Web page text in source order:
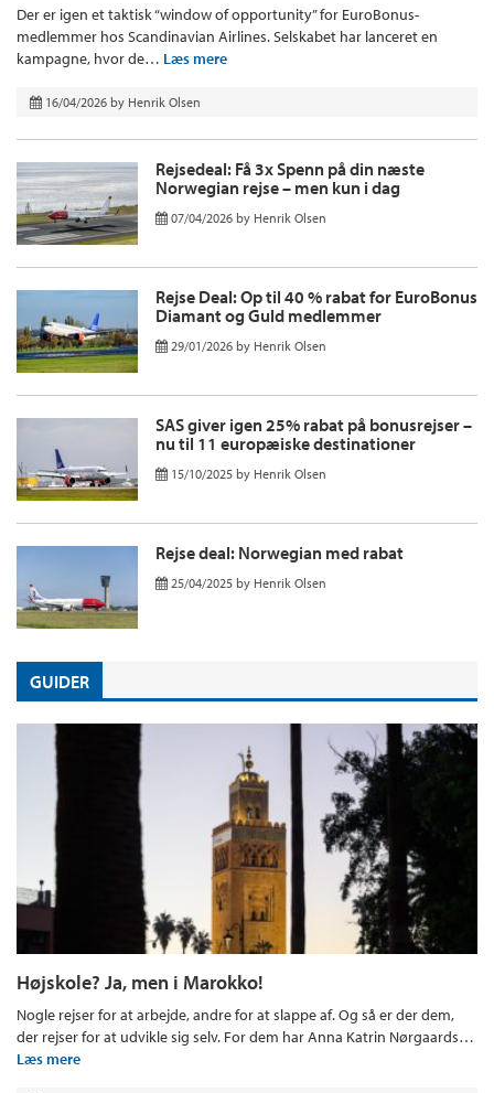
Der er igen et taktisk “window of opportunity” for EuroBonus-
medlemmer hos Scandinavian Airlines. Selskabet har lanceret en
kampagne, hvor de… Læs mere
16/04/2026 by Henrik Olsen
Rejsedeal: Få 3x Spenn på din næste
Norwegian rejse – men kun i dag
07/04/2026 by Henrik Olsen
Rejse Deal: Op til 40 % rabat for EuroBonus
Diamant og Guld medlemmer
29/01/2026 by Henrik Olsen
SAS giver igen 25% rabat på bonusrejser –
nu til 11 europæiske destinationer
15/10/2025 by Henrik Olsen
Rejse deal: Norwegian med rabat
25/04/2025 by Henrik Olsen
GUIDER
Højskole? Ja, men i Marokko!
Nogle rejser for at arbejde, andre for at slappe af. Og så er der dem,
der rejser for at udvikle sig selv. For dem har Anna Katrin Nørgaards…
Læs mere